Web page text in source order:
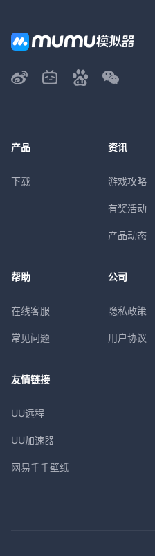
产品
下载
资讯
游戏攻略
有奖活动
产品动态
帮助
在线客服
常见问题
公司
隐私政策
用户协议
友情链接
UU远程
UU加速器
网易千千壁纸